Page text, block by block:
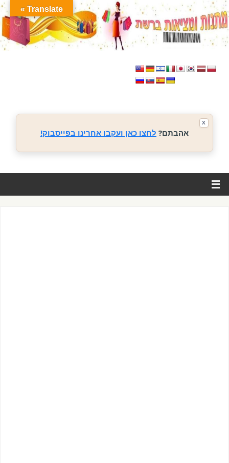
אהבתם? לחצו כאן ועקבו אחרינו בפייסבוק!
X
Translate »